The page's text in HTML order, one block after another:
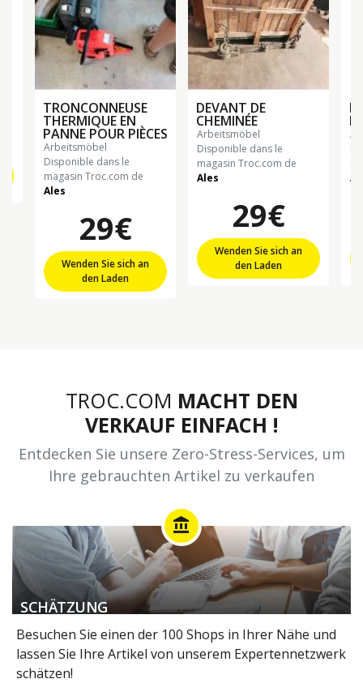
TRONCONNEUSE
THERMIQUE EN
PANNE POUR PIÈCES
arbeitsmöbel
Disponible dans le
magasin Troc.com de
Ales
29€
Wenden Sie sich an
den Laden
DEVANT DE
CHEMINÉE
arbeitsmöbel
Disponible dans le
magasin Troc.com de
Ales
29€
Wenden Sie sich an
den Laden
TROC.COM MACHT DEN
VERKAUF EINFACH !
Entdecken Sie unsere Zero-Stress-Services, um
Ihre gebrauchten Artikel zu verkaufen
account_balance
SCHÄTZUNG
Besuchen Sie einen der 100 Shops in Ihrer Nähe und
lassen Sie Ihre Artikel von unserem Expertennetzwerk
schätzen!